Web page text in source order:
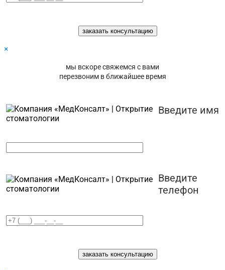
×
мы вскоре свяжемся с вами
перезвоним в ближайшее время
Введите имя
Введите
телефон